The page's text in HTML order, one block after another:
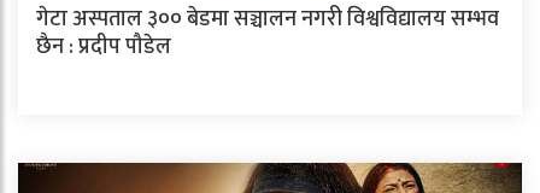
गेटा अस्पताल ३०० बेडमा सञ्चालन नगरी विश्वविद्यालय सम्भव
छैन : प्रदीप पौडेल